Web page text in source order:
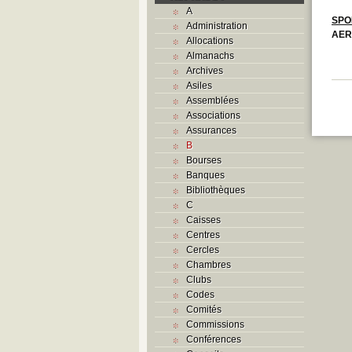
A
Administration
Allocations
Almanachs
Archives
Asiles
Assemblées
Associations
Assurances
B
Bourses
Banques
Bibliothèques
C
Caisses
Centres
Cercles
Chambres
Clubs
Codes
Comités
Commissions
Conférences